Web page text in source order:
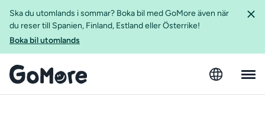
Ska du utomlands i sommar? Boka bil med GoMore även när
du reser till Spanien, Finland, Estland eller Österrike!
Boka bil utomlands